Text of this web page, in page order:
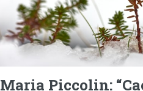
Maria Piccolin: